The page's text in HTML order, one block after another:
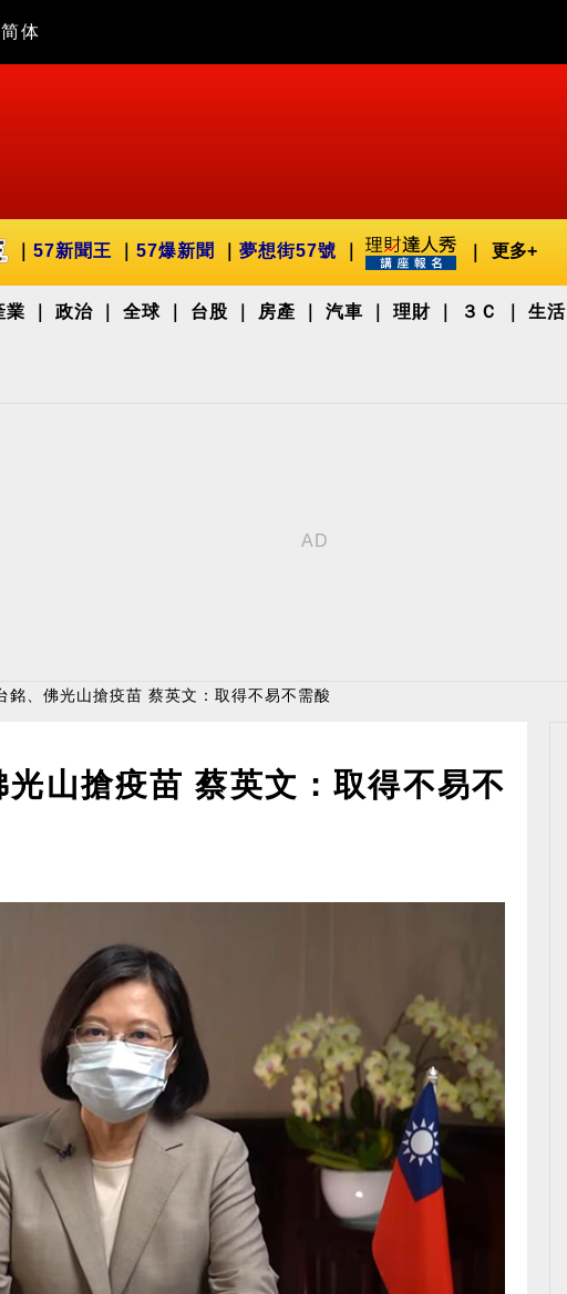
简体
57新聞王 57爆新聞 夢想街57號 更多+
業 政治 全球 台股 房產 汽車 理財 ３Ｃ 生活
銘、佛光山搶疫苗 蔡英文：取得不易不需酸
山搶疫苗 蔡英文：取得不易不